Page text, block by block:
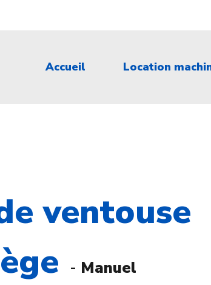
Accueil Location
ventouse
- Manuel